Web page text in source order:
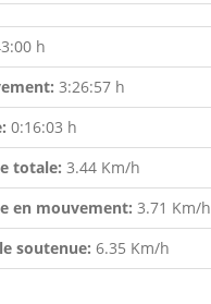
h
3:26:57 h
0:16:03 h
totale: 3.44 Km/h
en mouvement: 3.71 Km/h
soutenue: 6.35 Km/h